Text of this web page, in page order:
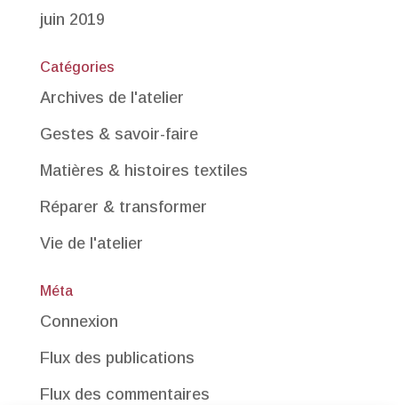
juin 2019
Catégories
Archives de l'atelier
Gestes & savoir-faire
Matières & histoires textiles
Réparer & transformer
Vie de l'atelier
Méta
Connexion
Flux des publications
Flux des commentaires